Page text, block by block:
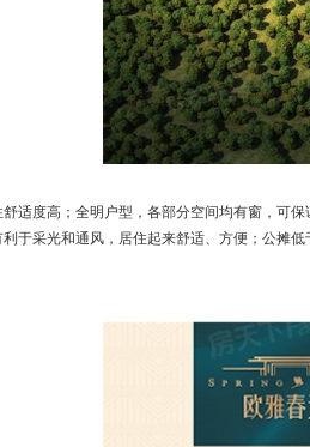
适度高；全明户型，各部分空间均有窗，可
于采光和通风，居住起来舒适、方便；公摊